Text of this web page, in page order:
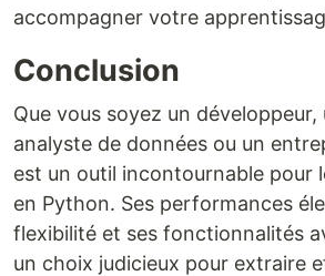
accompagner votre
Conclusion
Que vous soyez un
analyste de données ou un
est un outil incontournable pour
en Python. Ses performances
flexibilité et ses fonctionnalités
un choix judicieux pour extraire